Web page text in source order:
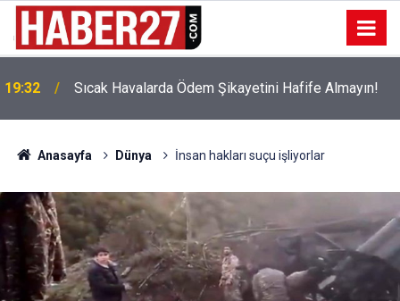
19:32 Sıcak Havalarda Ödem Şikayetini Hafife Almayın!
Anasayfa Dünya İnsan hakları suçu işliyorlar